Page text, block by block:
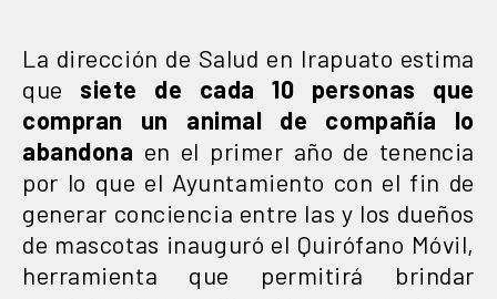
La dirección de Salud en Irapuato estima
que siete de cada 10 personas que
compran un animal de compañía lo
abandona en el primer año de tenencia
por lo que el Ayuntamiento con el fin de
generar conciencia entre las y los dueños
de mascotas inauguró el Quirófano Móvil,
herramienta que permitirá brindar